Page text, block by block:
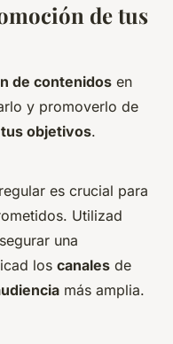
de tus
de contenidos en
y promoverlo de
tus objetivos.
es crucial para
Utilizad
una
los canales de
más amplia.